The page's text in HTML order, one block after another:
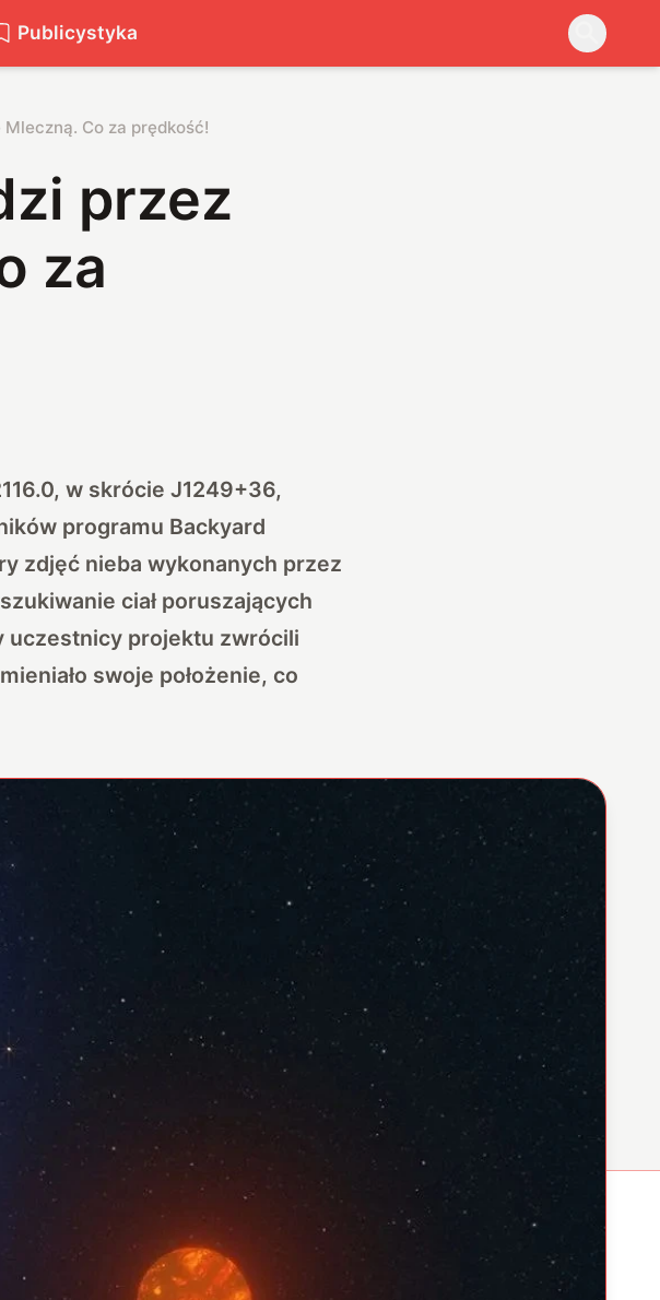
Publicystyka
Co za prędkość!
przez
za
w skrócie J1249+36,
programu Backyard
zdjęć nieba wykonanych przez
ciał poruszających
uczestnicy projektu zwrócili
swoje położenie, co